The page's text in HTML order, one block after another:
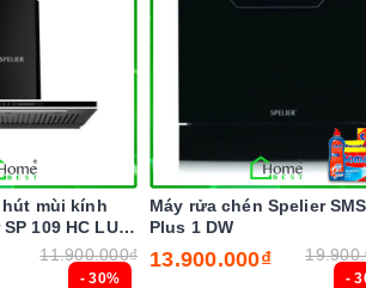
- 30%
mùi kính
109 HC LUX
ứng vẫy tay
11.900.000₫
-
Máy rửa chén Spelier
Plus 1 DW
13.900.000₫